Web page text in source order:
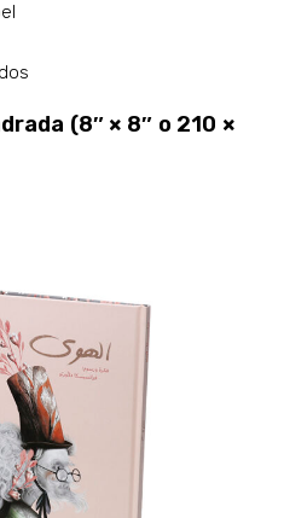
(8″ × 8″ o 210 ×